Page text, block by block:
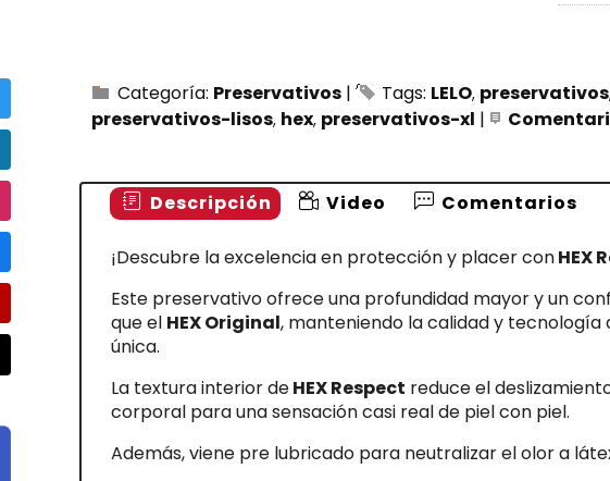
Categoría: Preservativos | Tags: LELO preservativos
preservativos-lisos hex preservativos-xl |
Descripción Video Comentarios
¡Descubre la excelencia en protección y placer conHEX
Este preservativo ofrece una profundidad mayor y un
que el HEX Original, manteniendo la calidad y
única.
La textura interior deHEX Respect reduce el
corporal para una sensación casi real de piel con piel.
Además, viene pre lubricado para neutralizar el olor a